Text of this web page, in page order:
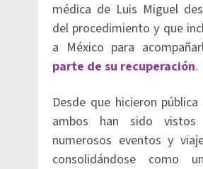
médica de Luis Miguel
del procedimiento y que
a México para
parte de su recuperación.
Desde que hicieron
ambos han sido
numerosos eventos y
consolidándose como